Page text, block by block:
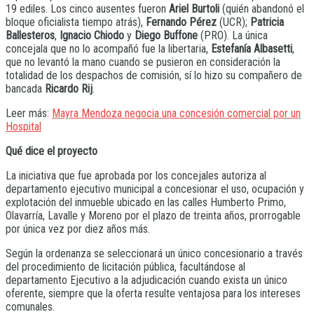
19 ediles. Los cinco ausentes fueron Ariel Burtoli (quién abandonó el
bloque oficialista tiempo atrás), Fernando Pérez (UCR); Patricia
Ballesteros, Ignacio Chiodo y Diego Buffone (PRO). La única
concejala que no lo acompañó fue la libertaria, Estefanía Albasetti,
que no levantó la mano cuando se pusieron en consideración la
totalidad de los despachos de comisión, sí lo hizo su compañero de
bancada Ricardo Rij.
Leer más: Mayra Mendoza negocia una concesión comercial por un
Hospital
Qué dice el proyecto
La iniciativa que fue aprobada por los concejales autoriza al
departamento ejecutivo municipal a concesionar el uso, ocupación y
explotación del inmueble ubicado en las calles Humberto Primo,
Olavarría, Lavalle y Moreno por el plazo de treinta años, prorrogable
por única vez por diez años más.
Según la ordenanza se seleccionará un único concesionario a través
del procedimiento de licitación pública, facultándose al
departamento Ejecutivo a la adjudicación cuando exista un único
oferente, siempre que la oferta resulte ventajosa para los intereses
comunales.